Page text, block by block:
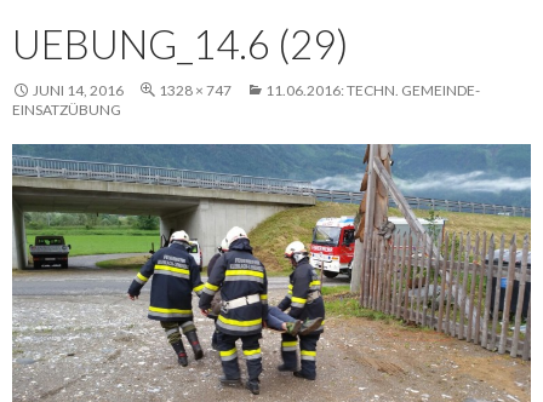
UEBUNG_14.6 (29)
JUNI 14, 2016 1328 × 747
11.06.2016: TECHN. GEMEINDE-
EINSATZÜBUNG